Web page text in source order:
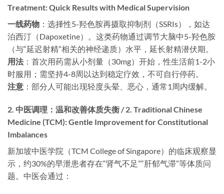
Treatment: Quick Results with Medical Supervision
一线药物 ​：选择性5-羟色胺再摄取抑制剂（SSRIs），如达
泊西汀（Dapoxetine）。这类药物通过调节大脑中5-羟色胺
（与“延迟射精”相关的神经递质）水平，延长射精潜伏期。
用法 ​：首次用药需从小剂量（30mg）开始，性生活前1-2小
时服用；需坚持4-8周以达到稳定疗效，不可自行停药。
注意 ​：部分人可能出现轻度头晕、恶心，通常1周内缓解。
2. 中医调理：温和改善体质失衡 / 2. Traditional Chinese
Medicine (TCM): Gentle Improvement for Constitutional
Imbalances
新加坡中医学院（TCM College of Singapore）的临床观察显
示，约30%的早泄患者存在“肾气不足”“肝郁气滞”等体质问
题。中医会通过：